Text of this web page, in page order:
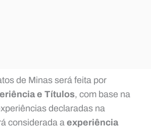
de Minas será feita por
e Títulos, com base na
declaradas na
considerada a experiência